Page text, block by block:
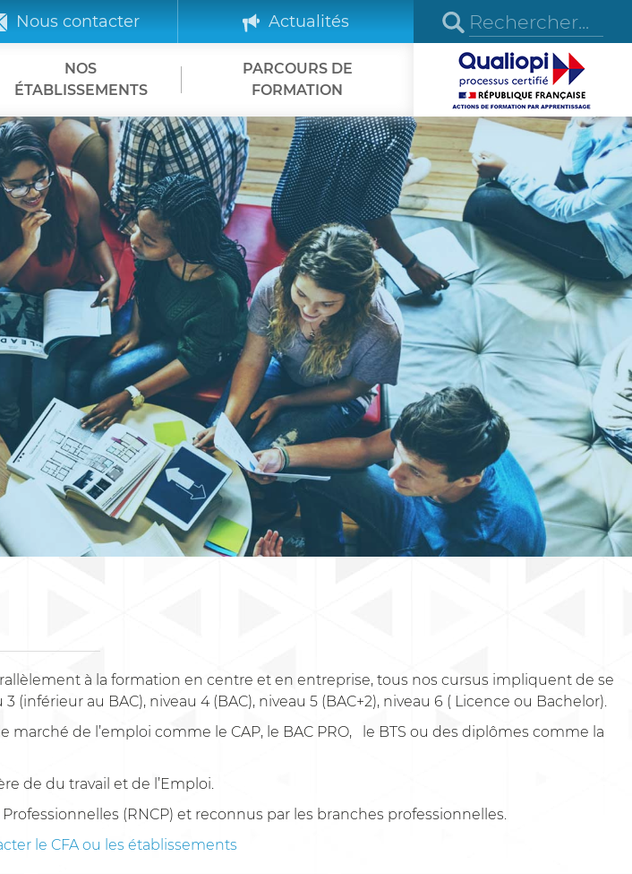
Nous contacter Actualités
NOS
ÉTABLISSEMENTS
PARCOURS DE
FORMATION
à la formation en centre et en entreprise, tous nos cursus impliquent de se
au BAC), niveau 4 (BAC), niveau 5 (BAC+2), niveau 6 ( Licence ou Bachelor).
marché de l’emploi comme le CAP, le BAC PRO, le BTS ou des diplômes comme la
de du travail et de l’Emploi.
(RNCP) et reconnus par les branches professionnelles.
le CFA ou les établissements